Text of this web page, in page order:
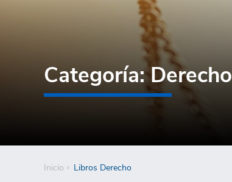
Categoría: Derecho
Inicio Libros Derecho